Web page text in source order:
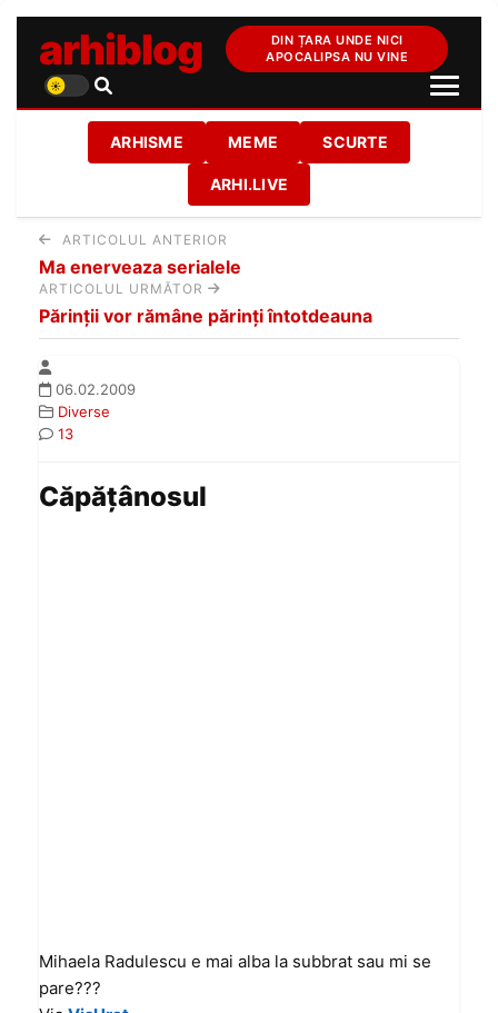
arhiblog
DIN ȚARA UNDE NICI
APOCALIPSA NU VINE
ARHISME MEME SCURTE
ARHI.LIVE
ARTICOLUL ANTERIOR
Ma enerveaza serialele
ARTICOLUL URMĂTOR
Părinţii vor rămâne părinţi întotdeauna
06.02.2009
Diverse
13
Căpăţânosul
Mihaela Radulescu e mai alba la subbrat sau mi se
pare???